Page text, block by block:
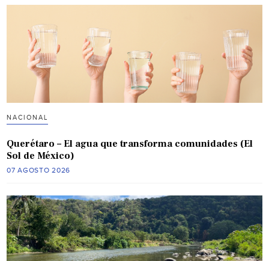
NACIONAL
Querétaro – El agua que transforma comunidades (El
Sol de México)
07 AGOSTO 2026